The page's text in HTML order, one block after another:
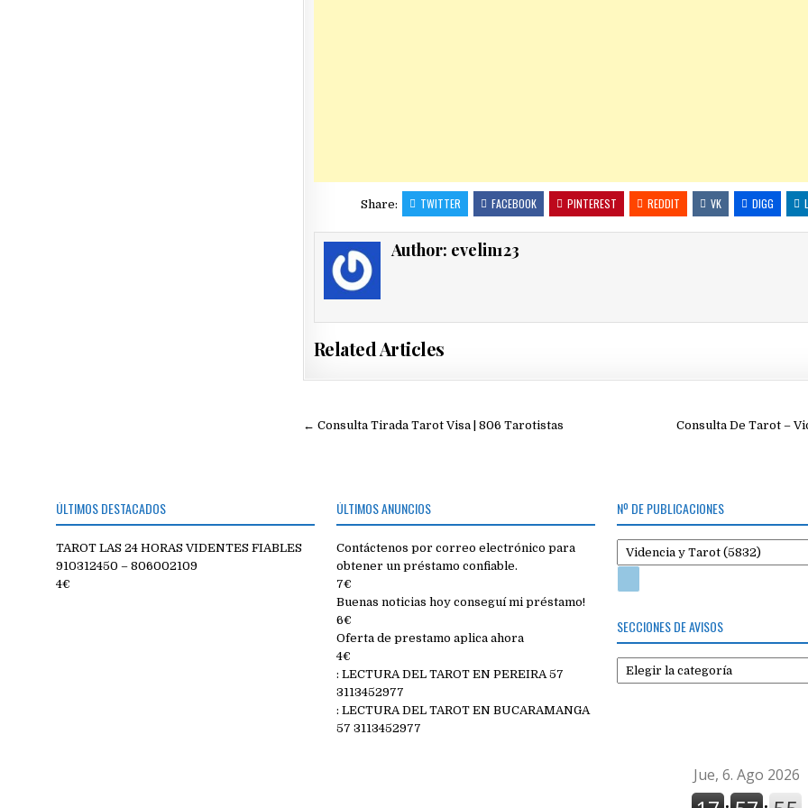
Share: TWITTER FACEBOOK PINTEREST REDDIT VK DIGG
Author: evelin123
Related Articles
Navegación
← Consulta Tirada Tarot Visa | 806 Tarotistas Consulta De Tarot –
ÚLTIMOS DESTACADOS
TAROT LAS 24 HORAS VIDENTES FIABLES
910312450 – 806002109
4€
ÚLTIMOS ANUNCIOS
Contáctenos por correo electrónico para
obtener un préstamo confiable.
7€
Buenas noticias hoy conseguí mi préstamo!
6€
Oferta de prestamo aplica ahora
4€
: LECTURA DEL TAROT EN PEREIRA 57
3113452977
: LECTURA DEL TAROT EN BUCARAMANGA
57 3113452977
Nº DE PUBLICACIONES
SECCIONES DE AVISOS
Secciones
de